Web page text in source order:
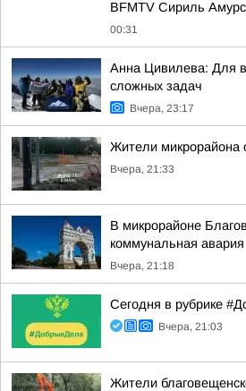
BFMTV Сириль
00:31
Анна Цивилева: Для
сложных задач
Вчера, 23:17
Жители микрорайона
Вчера, 21:33
В микрорайоне
коммунальная авария
Вчера, 21:18
Сегодня в рубрике
Вчера, 21:03
Жители